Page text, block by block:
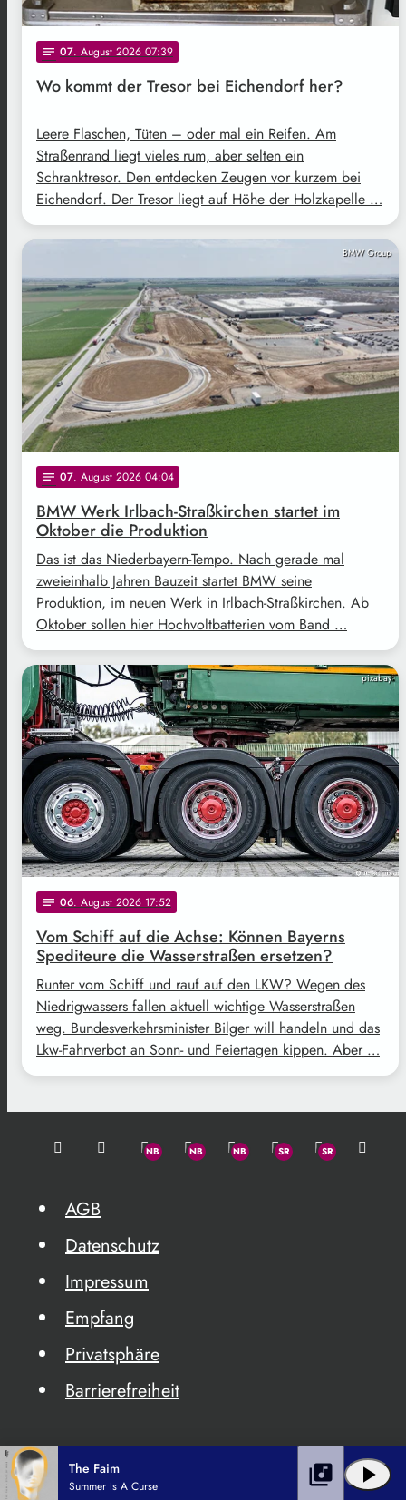
notes 07. August 2026 07:39
Wo kommt der Tresor bei Eichendorf her?
Leere Flaschen, Tüten – oder mal ein Reifen. Am
Straßenrand liegt vieles rum, aber selten ein
Schranktresor. Den entdecken Zeugen vor kurzem bei
Eichendorf. Der Tresor liegt auf Höhe der Holzkapelle …
BMW Group
notes 07. August 2026 04:04
BMW Werk Irlbach-Straßkirchen startet im
Oktober die Produktion
Das ist das Niederbayern-Tempo. Nach gerade mal
zweieinhalb Jahren Bauzeit startet BMW seine
Produktion, im neuen Werk in Irlbach-Straßkirchen. Ab
Oktober sollen hier Hochvoltbatterien vom Band …
pixabay
notes 06. August 2026 17:52
Vom Schiff auf die Achse: Können Bayerns
Spediteure die Wasserstraßen ersetzen?
Runter vom Schiff und rauf auf den LKW? Wegen des
Niedrigwassers fallen aktuell wichtige Wasserstraßen
weg. Bundesverkehrsminister Bilger will handeln und das
Lkw-Fahrverbot an Sonn- und Feiertagen kippen. Aber …
AGB
Datenschutz
Impressum
Empfang
Privatsphäre
Barrierefreiheit
The Faim
Summer Is A Curse play_arrow
library_music